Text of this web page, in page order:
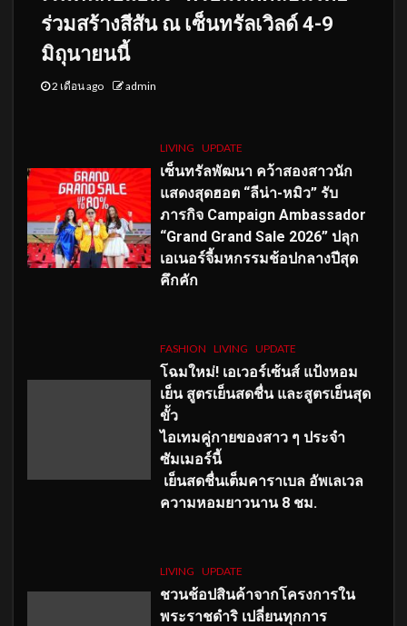
ร่วมสร้างสีสัน ณ เซ็นทรัลเวิลด์ 4-9
มิถุนายนนี้
2 เดือน ago admin
LIVING UPDATE
เซ็นทรัลพัฒนา คว้าสองสาวนัก
แสดงสุดฮอต “ลีน่า-หมิว” รับ
ภารกิจ Campaign Ambassador
“Grand Grand Sale 2026” ปลุก
เอเนอร์จี้มหกรรมช้อปกลางปีสุด
คึกคัก
FASHION LIVING UPDATE
โฉมใหม่! เอเวอร์เซ้นส์ แป้งหอม
เย็น สูตรเย็นสดชื่น และสูตรเย็นสุด
ขั้ว
ไอเทมคู่กายของสาว ๆ ประจำ
ซัมเมอร์นี้
เย็นสดชื่นเต็มคาราเบล อัพเลเวล
ความหอมยาวนาน 8 ชม.
LIVING UPDATE
ชวนช้อปสินค้าจากโครงการใน
พระราชดำริ เปลี่ยนทุกการ